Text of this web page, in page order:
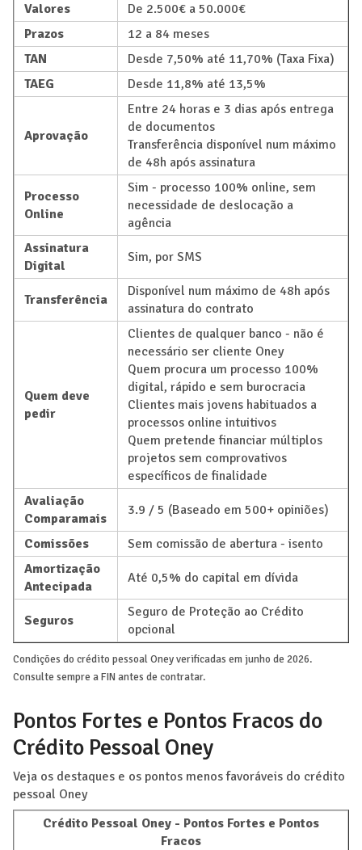
Valores
De 2.500€ a 50.000€
Prazos
12 a 84 meses
TAN
Desde 7,50% até 11,70% (Taxa Fixa)
TAEG
Desde 11,8% até 13,5%
Aprovação
Entre 24 horas e 3 dias após entrega
de documentos
Transferência disponível num máximo
de 48h após assinatura
Processo
Online
Sim - processo 100% online, sem
necessidade de deslocação a
agência
Assinatura
Digital
Sim, por SMS
Transferência
Disponível num máximo de 48h após
assinatura do contrato
Quem deve
pedir
Clientes de qualquer banco - não é
necessário ser cliente Oney
Quem procura um processo 100%
digital, rápido e sem burocracia
Clientes mais jovens habituados a
processos online intuitivos
Quem pretende financiar múltiplos
projetos sem comprovativos
específicos de finalidade
Avaliação
Comparamais
3.9 / 5 (Baseado em 500+ opiniões)
Comissões
Sem comissão de abertura - isento
Amortização
Antecipada
Até 0,5% do capital em dívida
Seguros
Seguro de Proteção ao Crédito
opcional
Condições do crédito pessoal Oney verificadas em junho de 2026.
Consulte sempre a FIN antes de contratar.
Pontos Fortes e Pontos Fracos do
Crédito Pessoal Oney
Veja os destaques e os pontos menos favoráveis do crédito
pessoal Oney
Crédito Pessoal Oney - Pontos Fortes e Pontos
Fracos